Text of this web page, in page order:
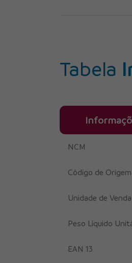
Tabela
NCM
Código de Origem
Unidade de Venda
Peso Líquido
EAN 13